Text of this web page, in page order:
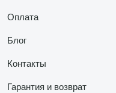
Оплата
Блог
Контакты
Гарантия и возврат